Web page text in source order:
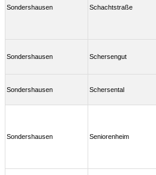
Sondershausen Schachtstraße
Sondershausen Schersengut
Sondershausen Schersental
Sondershausen Seniorenheim